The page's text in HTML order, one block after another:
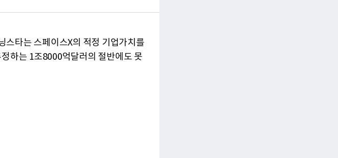
스타는 스페이스X의 적정 기업가치를
하는 1조8000억달러의 절반에도 못